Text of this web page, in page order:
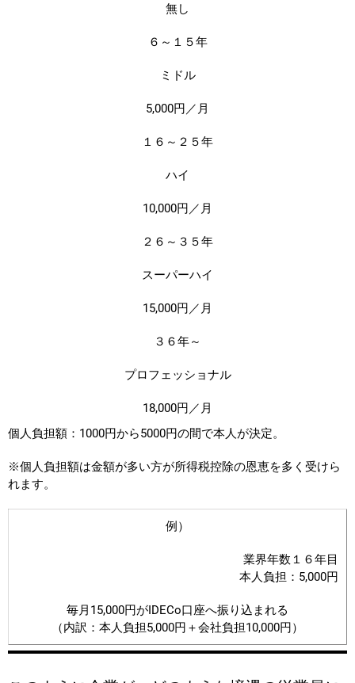
無し
６～１５年
ミドル
5,000円／月
１６～２５年
ハイ
10,000円／月
２６ ～３５年
スーパーハイ
15,000円／月
３６年～
プロフェッショナル
18,000円／月
個人負担額：1000円から5000円の間で本人が決定。
※個人負担額は金額が多い方が所得税控除の恩恵を多く受けら
れます。
例）
業界年数１６年目
本人負担：5,000円
毎月15,000円がiDECo口座へ振り込まれる
（内訳：本人負担5,000円＋会社負担10,000円）